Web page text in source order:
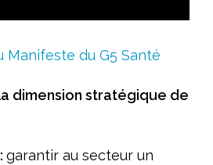
Manifeste du G5 Santé
dimension stratégique de
garantir au secteur un